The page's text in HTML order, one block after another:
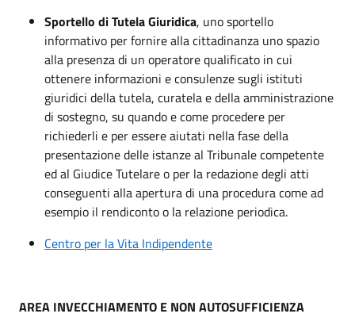
Sportello di Tutela Giuridica, uno sportello
informativo per fornire alla cittadinanza uno spazio
alla presenza di un operatore qualificato in cui
ottenere informazioni e consulenze sugli istituti
giuridici della tutela, curatela e della amministrazione
di sostegno, su quando e come procedere per
richiederli e per essere aiutati nella fase della
presentazione delle istanze al Tribunale competente
ed al Giudice Tutelare o per la redazione degli atti
conseguenti alla apertura di una procedura come ad
esempio il rendiconto o la relazione periodica.
Centro per la Vita Indipendente
AREA INVECCHIAMENTO E NON AUTOSUFFICIENZA